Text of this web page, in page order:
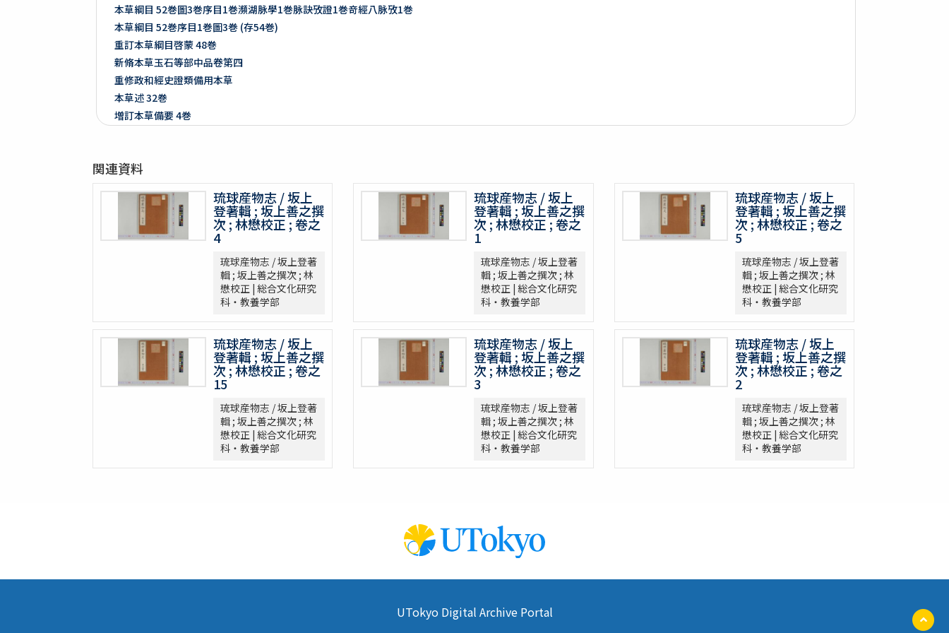
本草綱目 52巻圖3巻序目1巻瀕湖脉學1巻脉訣攷證1巻竒經八脉攷1巻
本草綱目 52巻序目1巻圖3巻 (存54巻)
重訂本草綱目啓蒙 48巻
新脩本草玉石等部中品卷第四
重修政和經史證類備用本草
本草述 32巻
増訂本草備要 4巻
本草滙 18巻圖2巻 (存18巻)
本草詩箋 10巻
昆蟲草木略 2巻
爾雅註疏 11巻
格致鏡原 100巻
周憲王救荒本草 14巻補遺1巻救荒野譜1巻補遺1巻
救荒野譜 1巻補遺1巻坿救荒辟穀諸方
灌園草木識 6巻
南方草木状 3巻坿桂海草木志
Alle de plaaten en de vruchten
南産志
関連資料
琉球産物志 / 坂上
登著輯 ; 坂上善之撰
次 ; 林懋校正 ; 卷之
4
琉球産物志 / 坂上登著
輯 ; 坂上善之撰次 ; 林
懋校正 | 総合文化研究
科・教養学部
琉球産物志 / 坂上
登著輯 ; 坂上善之撰
次 ; 林懋校正 ; 卷之
1
琉球産物志 / 坂上登著
輯 ; 坂上善之撰次 ; 林
懋校正 | 総合文化研究
科・教養学部
琉球産物志 / 坂上
登著輯 ; 坂上善之撰
次 ; 林懋校正 ; 卷之
5
琉球産物志 / 坂上登著
輯 ; 坂上善之撰次 ; 林
懋校正 | 総合文化研究
科・教養学部
琉球産物志 / 坂上
登著輯 ; 坂上善之撰
次 ; 林懋校正 ; 卷之
15
琉球産物志 / 坂上登著
輯 ; 坂上善之撰次 ; 林
懋校正 | 総合文化研究
科・教養学部
琉球産物志 / 坂上
登著輯 ; 坂上善之撰
次 ; 林懋校正 ; 卷之
3
琉球産物志 / 坂上登著
輯 ; 坂上善之撰次 ; 林
懋校正 | 総合文化研究
科・教養学部
琉球産物志 / 坂上
登著輯 ; 坂上善之撰
次 ; 林懋校正 ; 卷之
2
琉球産物志 / 坂上登著
輯 ; 坂上善之撰次 ; 林
懋校正 | 総合文化研究
科・教養学部
UTokyo Digital Archive Portal